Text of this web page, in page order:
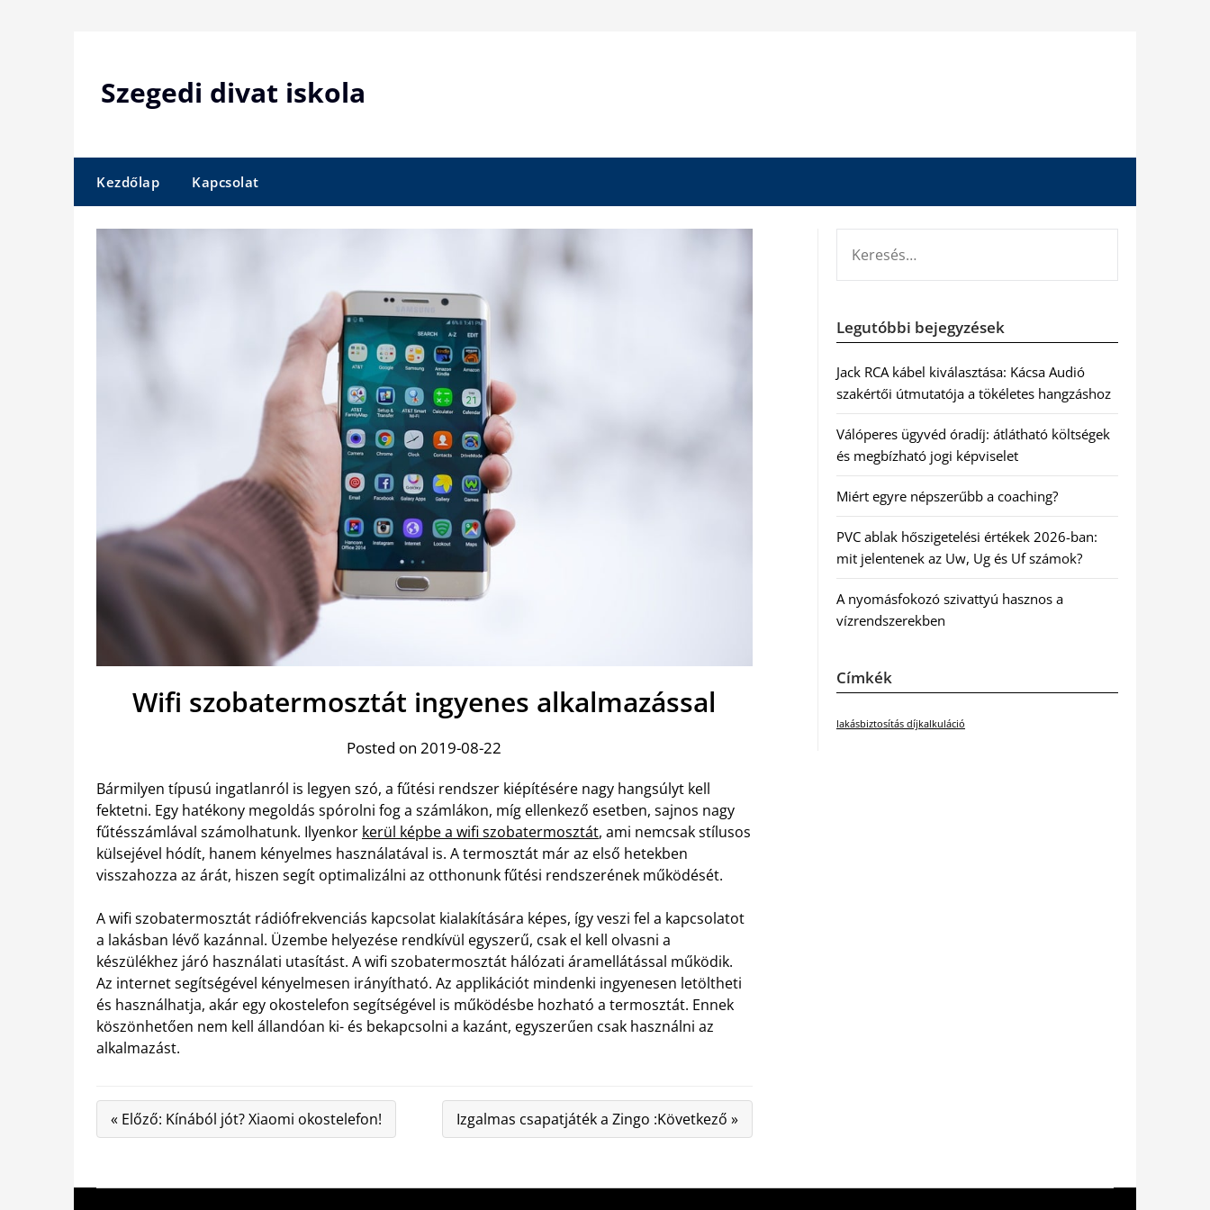
Szegedi divat iskola
Kezdőlap Kapcsolat
Wifi szobatermosztát ingyenes alkalmazással
Posted on 2019-08-22
Bármilyen típusú ingatlanról is legyen szó, a fűtési rendszer kiépítésére nagy hangsúlyt kell
fektetni. Egy hatékony megoldás spórolni fog a számlákon, míg ellenkező esetben, sajnos nagy
fűtésszámlával számolhatunk. Ilyenkor kerül képbe a wifi szobatermosztát, ami nemcsak stílusos
külsejével hódít, hanem kényelmes használatával is. A termosztát már az első hetekben
visszahozza az árát, hiszen segít optimalizálni az otthonunk fűtési rendszerének működését.
A wifi szobatermosztát rádiófrekvenciás kapcsolat kialakítására képes, így veszi fel a kapcsolatot
a lakásban lévő kazánnal. Üzembe helyezése rendkívül egyszerű, csak el kell olvasni a
készülékhez járó használati utasítást. A wifi szobatermosztát hálózati áramellátással működik.
Az internet segítségével kényelmesen irányítható. Az applikációt mindenki ingyenesen letöltheti
és használhatja, akár egy okostelefon segítségével is működésbe hozható a termosztát. Ennek
köszönhetően nem kell állandóan ki- és bekapcsolni a kazánt, egyszerűen csak használni az
alkalmazást.
« Előző: Kínából jót? Xiaomi okostelefon! Izgalmas csapatjáték a Zingo :Következő »
Legutóbbi bejegyzések
Jack RCA kábel kiválasztása: Kácsa Audió
szakértői útmutatója a tökéletes hangzáshoz
Válóperes ügyvéd óradíj: átlátható költségek
és megbízható jogi képviselet
Miért egyre népszerűbb a coaching?
PVC ablak hőszigetelési értékek 2026-ban:
mit jelentenek az Uw, Ug és Uf számok?
A nyomásfokozó szivattyú hasznos a
vízrendszerekben
Címkék
lakásbiztosítás díjkalkuláció